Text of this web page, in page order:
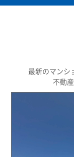
最新のマンシ
不動